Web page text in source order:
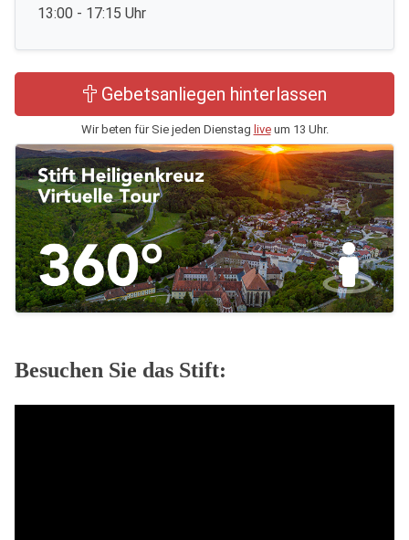
13:00 - 17:15 Uhr
Gebetsanliegen hinterlassen
Wir beten für Sie jeden Dienstag liveum 13 Uhr.
Besuchen Sie das Stift: